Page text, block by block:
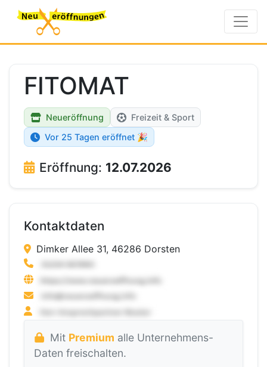
FITOMAT
Neueröffnung
Freizeit & Sport
Vor 25 Tagen eröffnet 🎉
Eröffnung: 12.07.2026
Kontaktdaten
Dimker Allee 31, 46286 Dorsten
Mit Premium alle Unternehmens-
Daten freischalten.